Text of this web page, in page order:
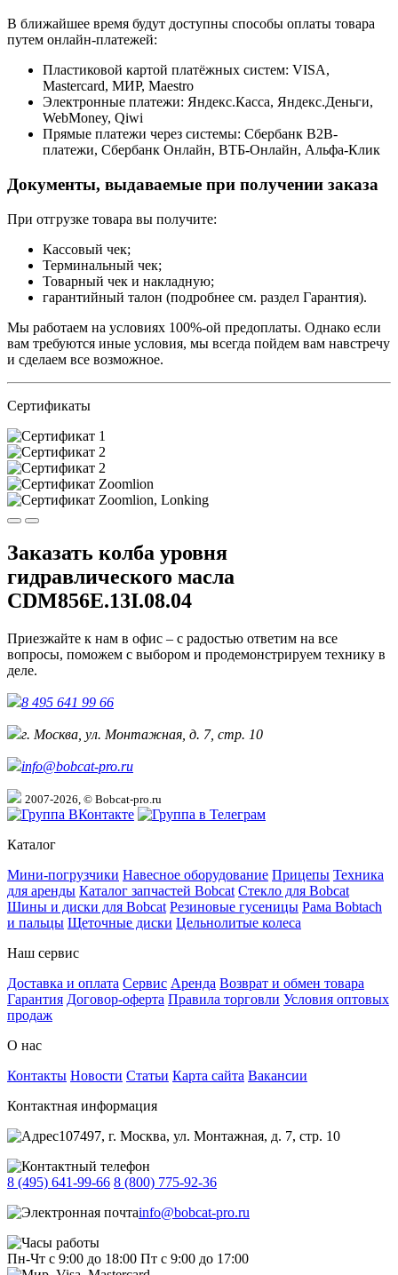
В ближайшее время будут доступны способы оплаты товара
путем онлайн-платежей:
Пластиковой картой платёжных систем: VISA,
Mastercard, МИР, Maestrо
Электронные платежи: Яндекс.Касса, Яндекс.Деньги,
WebMoney, Qiwi
Прямые платежи через системы: Сбербанк B2B-
платежи, Сбербанк Онлайн, ВТБ-Онлайн, Альфа-Клик
Документы, выдаваемые при получении заказа
При отгрузке товара вы получите:
Кассовый чек;
Терминальный чек;
Товарный чек и накладную;
гарантийный талон (подробнее см. раздел Гарантия).
Мы работаем на условиях 100%-ой предоплаты. Однако если
вам требуются иные условия, мы всегда пойдем вам навстречу
и сделаем все возможное.
Сертификаты
Заказать колба уровня
гидравлического масла
CDM856E.13I.08.04
Приезжайте к нам в офис – с радостью ответим на все
вопросы, поможем с выбором и продемонстрируем технику в
деле.
8 495 641 99 66
г. Москва, ул. Монтажная, д. 7, стр. 10
info@bobcat-pro.ru
2007-2026, © Bobcat-pro.ru
Каталог
Мини-погрузчики Навесное оборудование Прицепы Техника
для аренды Каталог запчастей Bobcat Стекло для Bobcat
Шины и диски для Bobcat Резиновые гусеницы Рама Bobtach
и пальцы Щеточные диски Цельнолитые колеса
Наш сервис
Доставка и оплата Сервис Аренда Возврат и обмен товара
Гарантия Договор-оферта Правила торговли Условия оптовых
продаж
О нас
Контакты Новости Статьи Карта сайта Вакансии
Контактная информация
107497, г. Москва, ул. Монтажная, д. 7, стр. 10
8 (495) 641-99-66 8 (800) 775-92-36
info@bobcat-pro.ru
Пн-Чт с 9:00 до 18:00 Пт с 9:00 до 17:00